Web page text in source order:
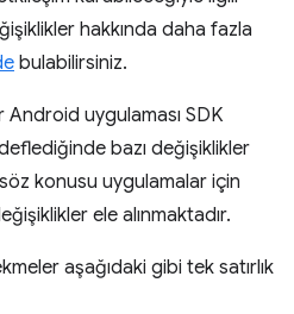
hakkında daha fazla
bulabilirsiniz.
uygulaması SDK
bazı değişiklikler
konusu uygulamalar için
ele alınmaktadır.
aşağıdaki gibi tek satırlık